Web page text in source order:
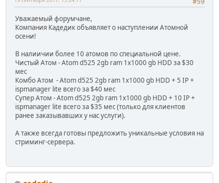
Уважаемый форумчане,
Компания Кадедик объявляет о наступлении Атомной
осени!
В налиичии более 10 атомов по специальной цене.
Чистый Атом - Atom d525 2gb ram 1x1000 gb HDD за $30
мес
Комбо Атом - Atom d525 2gb ram 1x1000 gb HDD + 5 IP +
ispmanager lite всего за $40 мес
Супер Атом - Atom d525 2gb ram 1x1000 gb HDD + 10 IP +
ispmanager lite всего за $35 мес (только для клиентов
ранее заказывавших у нас услуги).
А также всегда готовы предложить уникальные условия на
стриминг-сервера.